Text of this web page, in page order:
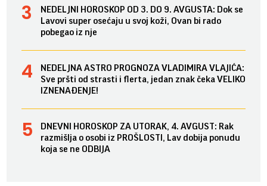
NEDELJNI HOROSKOP OD 3. DO 9. AVGUSTA: Dok se
Lavovi super osećaju u svoj koži, Ovan bi rado
pobegao iz nje
NEDELJNA ASTRO PROGNOZA VLADIMIRA VLAJIĆA:
Sve pršti od strasti i flerta, jedan znak čeka VELIKO
IZNENAĐENJE!
DNEVNI HOROSKOP ZA UTORAK, 4. AVGUST: Rak
razmišlja o osobi iz PROŠLOSTI, Lav dobija ponudu
koja se ne ODBIJA